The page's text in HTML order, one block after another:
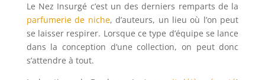
Le Nez Insurgé c’est un des derniers remparts de la
parfumerie de niche, d’auteurs, un lieu où l’on peut
se laisser respirer. Lorsque ce type d’équipe se lance
dans la conception d’une collection, on peut donc
s’attendre à tout.